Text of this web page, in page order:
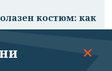
костюм: как
три часа под